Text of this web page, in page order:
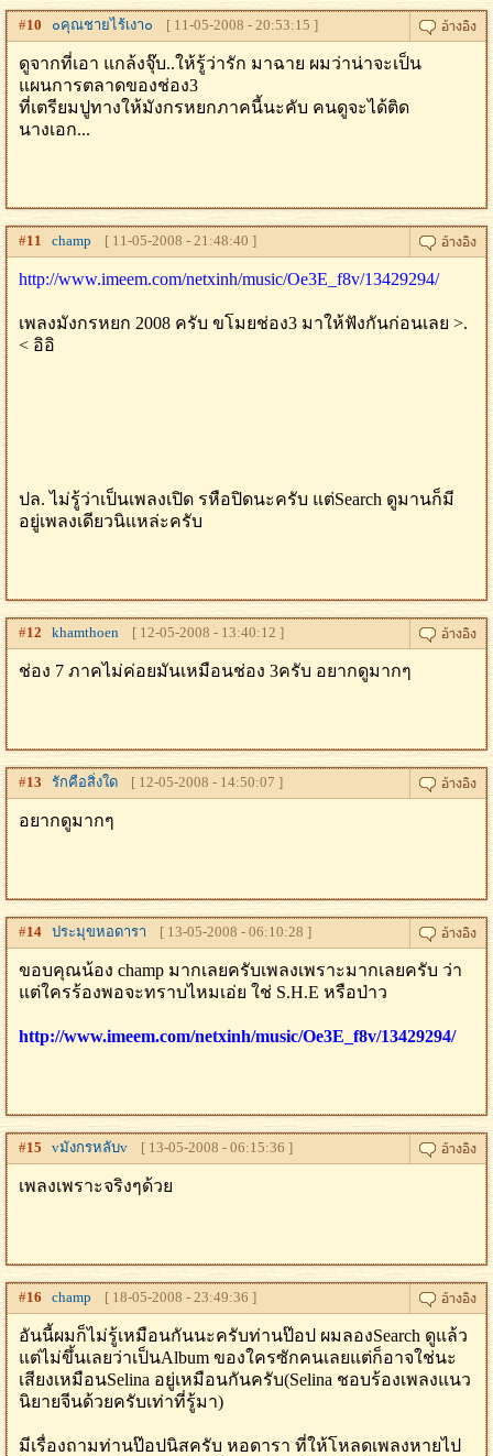
#10 ๐คุณชายไร้เงา๐ [ 11-05-2008 - 20:53:15 ]
ดูจากที่เอา แกล้งจุ๊บ..ให้รู้ว่ารัก มาฉาย ผมว่าน่าจะเป็น
แผนการตลาดของช่อง3
ที่เตรียมปูทางให้มังกรหยกภาคนี้นะคับ คนดูจะได้ติด
นางเอก...
#11 champ [ 11-05-2008 - 21:48:40 ]
http://www.imeem.com/netxinh/music/Oe3E_f8v/13429294/
เพลงมังกรหยก 2008 ครับ ขโมยช่อง3 มาให้ฟังกันก่อนเลย >.
< อิอิ
ปล. ไม่รู้ว่าเป็นเพลงเปิด รหือปิดนะครับ แต่Search ดูมานก็มี
อยู่เพลงเดียวนิแหล่ะครับ
#12 khamthoen [ 12-05-2008 - 13:40:12 ]
ช่อง 7 ภาคไม่ค่อยมันเหมือนช่อง 3ครับ อยากดูมากๆ
#13 รักคือสิ่งใด [ 12-05-2008 - 14:50:07 ]
อยากดูมากๆ
#14 ประมุขหอดารา [ 13-05-2008 - 06:10:28 ]
ขอบคุณน้อง champ มากเลยครับเพลงเพราะมากเลยครับ ว่า
แต่ใครร้องพอจะทราบไหมเอ่ย ใช่ S.H.E หรือป่าว
http://www.imeem.com/netxinh/music/Oe3E_f8v/13429294/
#15 vมังกรหลับv [ 13-05-2008 - 06:15:36 ]
เพลงเพราะจริงๆด้วย
#16 champ [ 18-05-2008 - 23:49:36 ]
อันนี้ผมก็ไม่รู้เหมือนกันนะครับท่านป๊อป ผมลองSearch ดูแล้ว
แต่ไม่ขึ้นเลยว่าเป็นAlbum ของใครซักคนเลยแต่ก็อาจใช่นะ
เสียงเหมือนSelina อยู่เหมือนกันครับ(Selina ชอบร้องเพลงแนว
นิยายจีนด้วยครับเท่าที่รู้มา)
มีเรื่องถามท่านป๊อปนิสครับ หอดารา ที่ให้โหลดเพลงหายไป